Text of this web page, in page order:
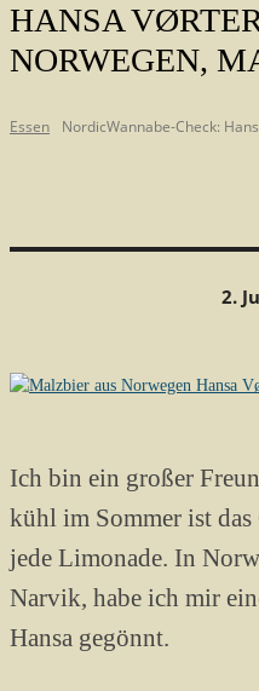
HANSA
NORWEGEN,
Essen NordicWannabe-Check:
2.
Ich bin ein großer
kühl im Sommer ist
jede Limonade. In
Narvik, habe ich mir
Hansa gegönnt.